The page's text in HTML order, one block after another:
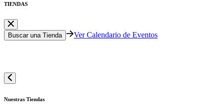
TIENDAS
Buscar una Tienda Ver Calendario de Eventos
Nuestras Tiendas